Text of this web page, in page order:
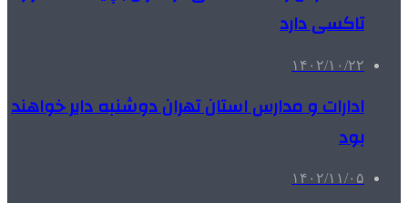
تاکسی دارد
۱۴۰۲/۱۰/۲۲
ادارات و مدارس استان تهران دوشنبه دایر خواهند
بود
۱۴۰۲/۱۱/۰۵